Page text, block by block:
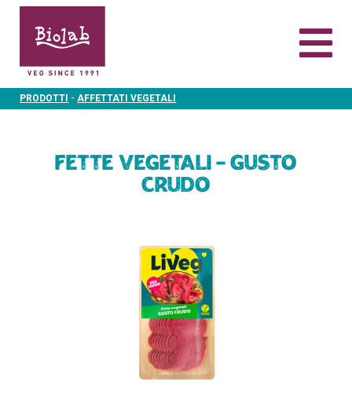
PRODOTTI - AFFETTATI VEGETALI
Fette Vegetali – Gusto
Crudo